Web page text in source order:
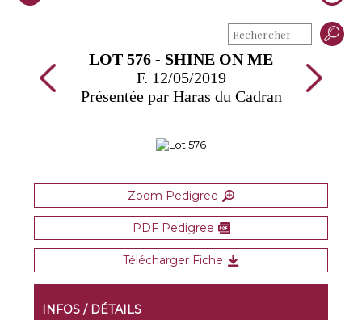
LOT 576 - SHINE ON ME
F. 12/05/2019
Présentée par Haras du Cadran
Zoom Pedigree
PDF Pedigree
Télécharger Fiche
INFOS / DÉTAILS